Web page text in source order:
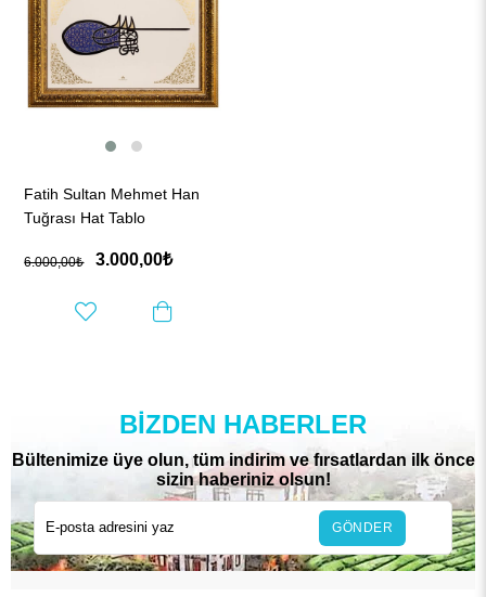
Fatih Sultan Mehmet Han
Tuğrası Hat Tablo
3.000,00₺
6.000,00₺
BIZDEN HABERLER
Bültenimize üye olun, tüm indirim ve fırsatlardan ilk önce
sizin haberiniz olsun!
GÖNDER